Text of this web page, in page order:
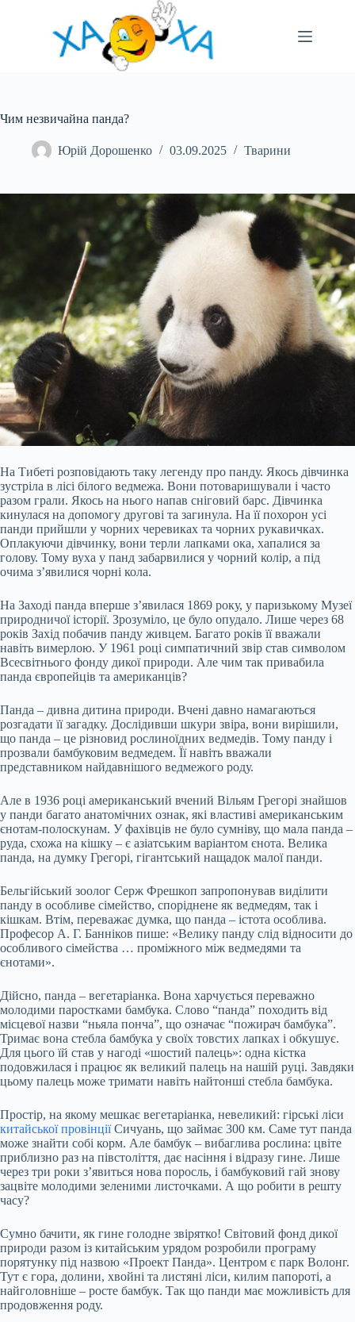
Чим незвичайна панда?
Юрій Дорошенко 03.09.2025 Тварини
На Тибеті розповідають таку легенду про панду. Якось дівчинка
зустріла в лісі білого ведмежа. Вони потоваришували і часто
разом грали. Якось на нього напав сніговий барс. Дівчинка
кинулася на допомогу другові та загинула. На її похорон усі
панди прийшли у чорних черевиках та чорних рукавичках.
Оплакуючи дівчинку, вони терли лапками ока, хапалися за
голову. Тому вуха у панд забарвилися у чорний колір, а під
очима з’явилися чорні кола.
На Заході панда вперше з’явилася 1869 року, у паризькому Музеї
природничої історії. Зрозуміло, це було опудало. Лише через 68
років Захід побачив панду живцем. Багато років її вважали
навіть вимерлою. У 1961 році симпатичний звір став символом
Всесвітнього фонду дикої природи. Але чим так привабила
панда європейців та американців?
Панда – дивна дитина природи. Вчені давно намагаються
розгадати її загадку. Дослідивши шкури звіра, вони вирішили,
що панда – це різновид рослиноїдних ведмедів. Тому панду і
прозвали бамбуковим ведмедем. Її навіть вважали
представником найдавнішого ведмежого роду.
Але в 1936 році американський вчений Вільям Грегорі знайшов
у панди багато анатомічних ознак, які властиві американським
єнотам-полоскунам. У фахівців не було сумніву, що мала панда –
руда, схожа на кішку – є азіатським варіантом єнота. Велика
панда, на думку Грегорі, гігантський нащадок малої панди.
Бельгійський зоолог Серж Фрешкоп запропонував виділити
панду в особливе сімейство, споріднене як ведмедям, так і
кішкам. Втім, переважає думка, що панда – істота особлива.
Професор А. Г. Банніков пише: «Велику панду слід відносити до
особливого сімейства … проміжного між ведмедями та
єнотами».
Дійсно, панда – вегетаріанка. Вона харчується переважно
молодими паростками бамбука. Слово “панда” походить від
місцевої назви “ньяла понча”, що означає “пожирач бамбука”.
Тримає вона стебла бамбука у своїх товстих лапках і обкушує.
Для цього їй став у нагоді «шостий палець»: одна кістка
подовжилася і працює як великий палець на нашій руці. Завдяки
цьому палець може тримати навіть найтонші стебла бамбука.
Простір, на якому мешкає вегетаріанка, невеликий: гірські ліси
китайської провінціїСичуань, що займає 300 км. Саме тут панда
може знайти собі корм. Але бамбук – вибаглива рослина: цвіте
приблизно раз на півстоліття, дає насіння і відразу гине. Лише
через три роки з’явиться нова поросль, і бамбуковий гай знову
зацвіте молодими зеленими листочками. А що робити в решту
часу?
Сумно бачити, як гине голодне звірятко! Світовий фонд дикої
природи разом із китайським урядом розробили програму
порятунку під назвою «Проект Панда». Центром є парк Волонг.
Тут є гора, долини, хвойні та листяні ліси, килим папороті, а
найголовніше – росте бамбук. Так що панди має можливість для
продовження роду.